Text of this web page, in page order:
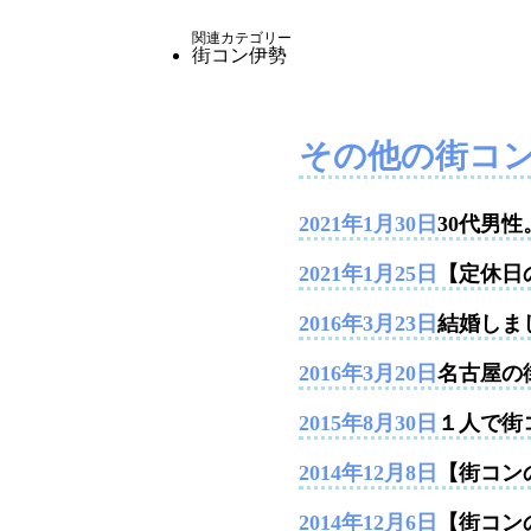
関連カテゴリー
街コン伊勢
その他の街コ
2021年1月30日 30代男性
2021年1月25日 【定休
2016年3月23日 結婚しま
2016年3月20日 名古屋の
2015年8月30日 １人で
2014年12月8日 【街コ
2014年12月6日 【街コ